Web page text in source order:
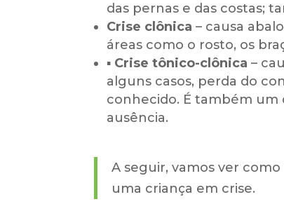
das pernas e das costas;
Crise clônica– causa
áreas como o rosto, os
▪ Crise tônico-clônica–
alguns casos, perda do
conhecido. É também um
ausência.
A seguir, vamos ver
uma criança em crise.